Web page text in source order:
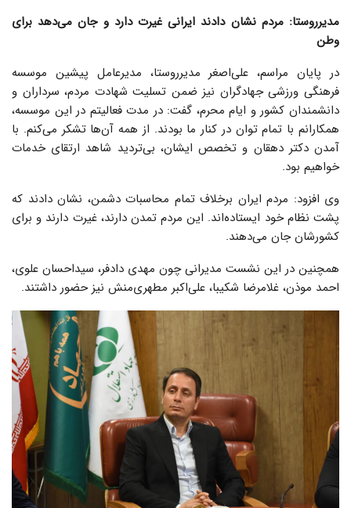
مدیرروستا: مردم نشان دادند ایرانی غیرت دارد و جان می‌دهد برای
وطن
در پایان مراسم، علی‌اصغر مدیرروستا، مدیرعامل پیشین موسسه
فرهنگی ورزشی جهادگران نیز ضمن تسلیت شهادت مردم، سرداران و
دانشمندان کشور و ایام محرم، گفت: در مدت فعالیتم در این موسسه،
همکارانم با تمام توان در کنار ما بودند. از همه آن‌ها تشکر می‌کنم. با
آمدن دکتر دهقان و تخصص ایشان، بی‌تردید شاهد ارتقای خدمات
خواهیم بود.
وی افزود: مردم ایران برخلاف تمام محاسبات دشمن، نشان دادند که
پشت نظام خود ایستاده‌اند. این مردم تمدن دارند، غیرت دارند و برای
کشورشان جان می‌دهند.
همچنین در این نشست مدیرانی چون مهدی دادفر، سیداحسان علوی،
احمد موذن، غلامرضا شکیبا، علی‌اکبر مطهری‌منش نیز حضور داشتند.